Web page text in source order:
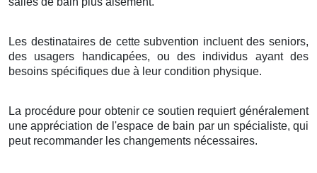
Les destinataires de cette subvention incluent des seniors,
des usagers handicapées, ou des individus ayant des
besoins spécifiques due à leur condition physique.
La procédure pour obtenir ce soutien requiert généralement
une appréciation de l'espace de bain par un spécialiste, qui
peut recommander les changements nécessaires.